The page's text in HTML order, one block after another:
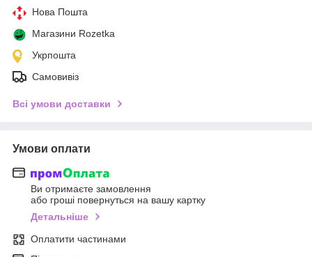
Нова Пошта
Магазини Rozetka
Укрпошта
Самовивіз
Всі умови доставки
Умови оплати
Ви отримаєте замовлення
або гроші повернуться на вашу картку
Детальніше
Оплатити частинами